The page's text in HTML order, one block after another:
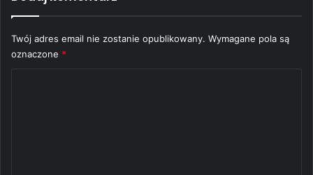
Twój adres email nie zostanie opublikowany. Wymagane pola są
oznaczone *